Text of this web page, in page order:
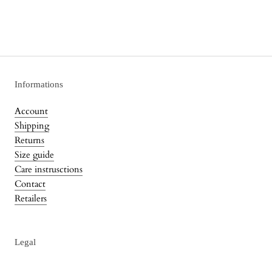
Informations
Account
Shipping
Returns
Size guide
Care instrusctions
Contact
Retailers
Legal